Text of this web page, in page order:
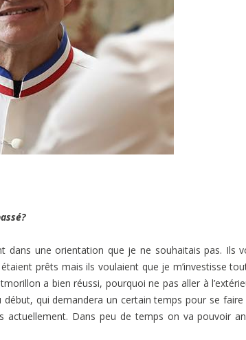
dans une orientation que je ne souhaitais pas. Ils
prêts mais ils voulaient que je m’investisse
a bien réussi, pourquoi ne pas aller à
qui demandera un certain temps pour se
Dans peu de temps on va pouvoir